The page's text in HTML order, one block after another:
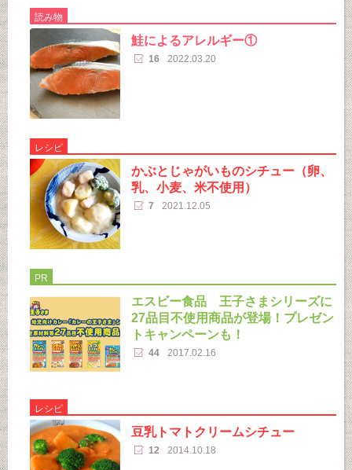
読み物
鮭によるアレルギー①
16 2022.03.20
レシピ
かぶとじゃがいものシチュー（卵、
乳、小麦、米不使用）
7 2021.12.05
PR
エスビー食品 王子さまシリーズに
27品目不使用商品が登場！プレゼン
トキャンペーンも！
44 2017.02.16
レシピ
豆乳トマトクリームシチュー
12 2014.10.18